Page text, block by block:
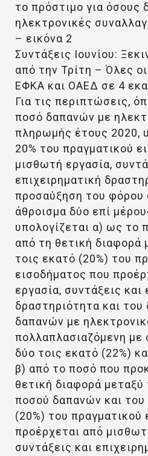
το πρόστιμο για όσους
ηλεκτρονικές
– εικόνα 2
Συντάξεις Ιουνίου:
από την Τρίτη – Όλες
ΕΦΚΑ και ΟΑΕΔ σε 4
Για τις περιπτώσεις,
ποσό δαπανών με
πληρωμής έτους 2020,
20% του πραγματικού
μισθωτή εργασία,
επιχειρηματική
προσαύξηση του φόρου
άθροισμα δύο επί
υπολογίζεται α) ως το
από τη θετική διαφορά
τοις εκατό (20%) του
εισοδήματος που
εργασία, συντάξεις και
δραστηριότητα και
δαπανών με
πολλαπλασιαζόμενη με
δύο τοις εκατό (22%)
β) από το ποσό που
θετική διαφορά μεταξύ
ποσού δαπανών και του
(20%) του πραγματικού
προέρχεται από
συντάξεις και